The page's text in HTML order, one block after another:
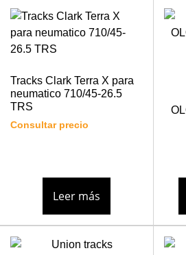
Tracks Clark Terra X para
neumatico 710/45-26.5
TRS
Consultar precio
Leer más